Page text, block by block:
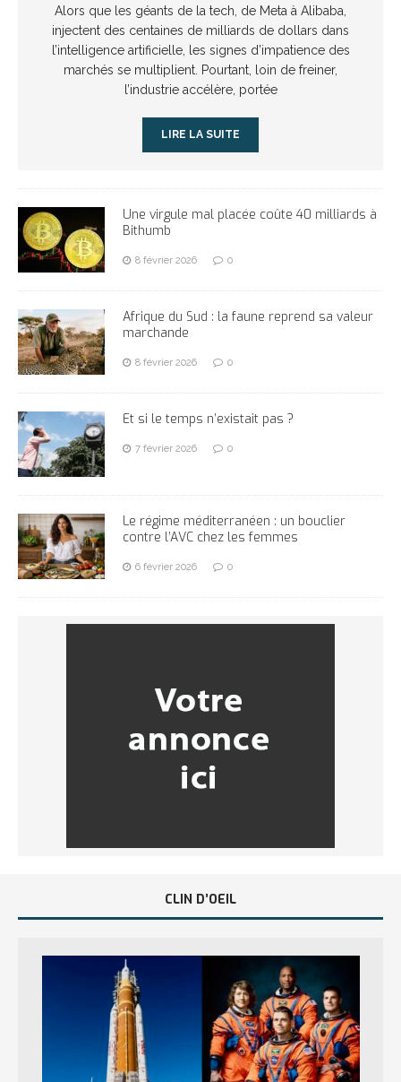
Alors que les géants de la tech, de Meta à Alibaba,
injectent des centaines de milliards de dollars dans
l’intelligence artificielle, les signes d’impatience des
marchés se multiplient. Pourtant, loin de freiner,
l’industrie accélère, portée
LIRE LA SUITE
Une virgule mal placée coûte 40 milliards à
Bithumb
8 février 2026 0
Afrique du Sud : la faune reprend sa valeur
marchande
8 février 2026 0
Et si le temps n’existait pas ?
7 février 2026 0
Le régime méditerranéen : un bouclier
contre l’AVC chez les femmes
6 février 2026 0
CLIN D’OEIL